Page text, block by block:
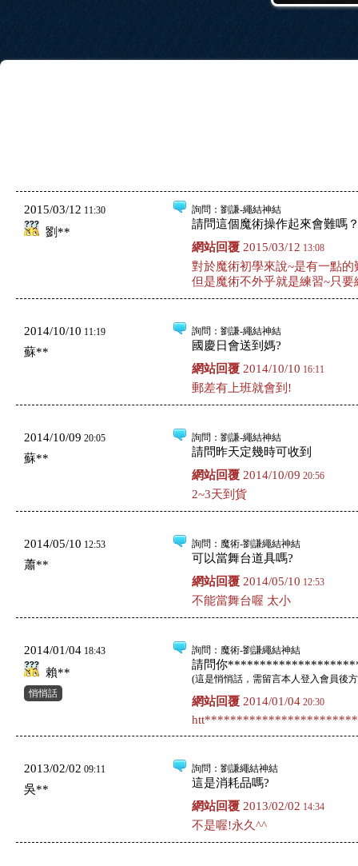
2015/03/12 11:30
劉**
詢問 ：劉謙-繩結神結
請問這個魔術操作起來會難嗎
網站回覆 2015/03/12 13:08
對於魔術初學來說~是有一點的
但是魔術不外乎就是練習~只
2014/10/10 11:19
蘇**
詢問 ：劉謙-繩結神結
國慶日會送到媽?
網站回覆 2014/10/10 16:11
郵差有上班就會到!
2014/10/09 20:05
蘇**
詢問 ：劉謙-繩結神結
請問昨天定幾時可收到
網站回覆 2014/10/09 20:56
2~3天到貨
2014/05/10 12:53
蕭**
詢問 ：魔術-劉謙繩結神結
可以當舞台道具嗎?
網站回覆 2014/05/10 12:53
不能當舞台喔 太小
2014/01/04 18:43
賴**
悄悄話
詢問 ：魔術-劉謙繩結神結
請問你
(這是悄悄話，需留言本人登入會員後
網站回覆 2014/01/04 20:30
2013/02/02 09:11
吳**
詢問 ：劉謙繩結神結
這是消耗品嗎?
網站回覆 2013/02/02 14:34
不是喔!永久^^